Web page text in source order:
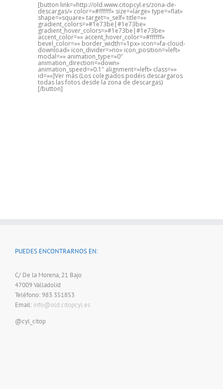
[button link=»http://old.www.citopcyl.es/zona-de-
descargas/» color=»#ffffff» size=»large» type=»flat»
shape=»square» target=»_self» title=»»
gradient_colors=»#1e73be|#1e73be»
gradient_hover_colors=»#1e73be|#1e73be»
accent_color=»» accent_hover_color=»#ffffff»
bevel_color=»» border_width=»1px» icon=»fa-cloud-
download» icon_divider=»no» icon_position=»left»
modal=»» animation_type=»0″
animation_direction=»down»
animation_speed=»0.1″ alignment=»left» class=»»
id=»»]Ver más (Los colegiados podéis descargaros
todas las fotos desde la zona de descargas)
[/button]
PUEDES ENCONTRARNOS EN:
C/ De la Morena, 21 Bajo
47009 Valladolid
Teléfono: 983 351853
Email: info@old.citopcyl.es
@cyl_citop